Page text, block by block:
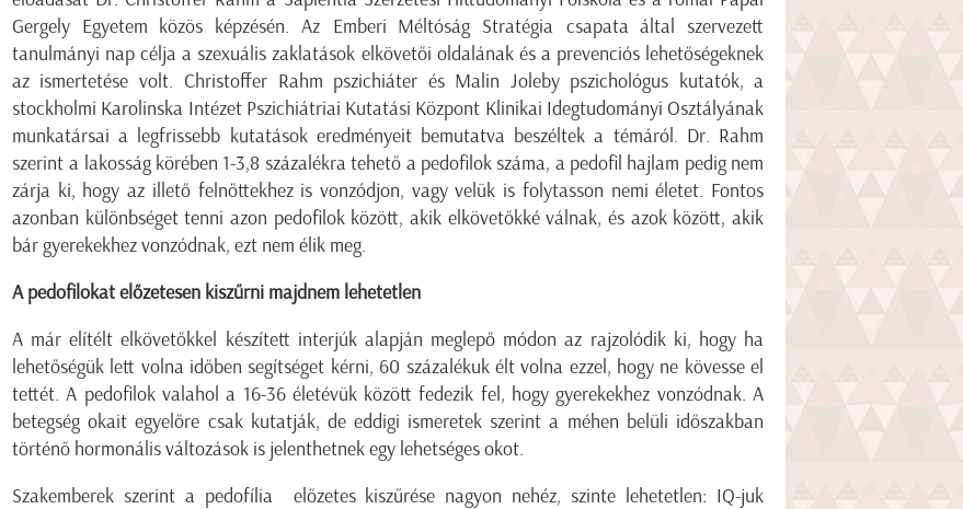
Gergely Egyetem közös képzésén. Az Emberi Méltóság Stratégia csapata által szervezett
tanulmányi nap célja a szexuális zaklatások elkövetői oldalának és a prevenciós lehetőségeknek
az ismertetése volt. Christoffer Rahm pszichiáter és Malin Joleby pszichológus kutatók, a
stockholmi Karolinska Intézet Pszichiátriai Kutatási Központ Klinikai Idegtudományi Osztályának
munkatársai a legfrissebb kutatások eredményeit bemutatva beszéltek a témáról. Dr. Rahm
szerint a lakosság körében 1-3,8 százalékra tehető a pedofilok száma, a pedofil hajlam pedig nem
zárja ki, hogy az illető felnőttekhez is vonzódjon, vagy velük is folytasson nemi életet. Fontos
azonban különbséget tenni azon pedofilok között, akik elkövetőkké válnak, és azok között, akik
bár gyerekekhez vonzódnak, ezt nem élik meg.
A pedofilokat előzetesen kiszűrni majdnem lehetetlen
A már elítélt elkövetőkkel készített interjúk alapján meglepő módon az rajzolódik ki, hogy ha
lehetőségük lett volna időben segítséget kérni, 60 százalékuk élt volna ezzel, hogy ne kövesse el
tettét. A pedofilok valahol a 16-36 életévük között fedezik fel, hogy gyerekekhez vonzódnak. A
betegség okait egyelőre csak kutatják, de eddigi ismeretek szerint a méhen belüli időszakban
történő hormonális változások is jelenthetnek egy lehetséges okot.
Szakemberek szerint a pedofília előzetes kiszűrése nagyon nehéz, szinte lehetetlen: IQ-juk